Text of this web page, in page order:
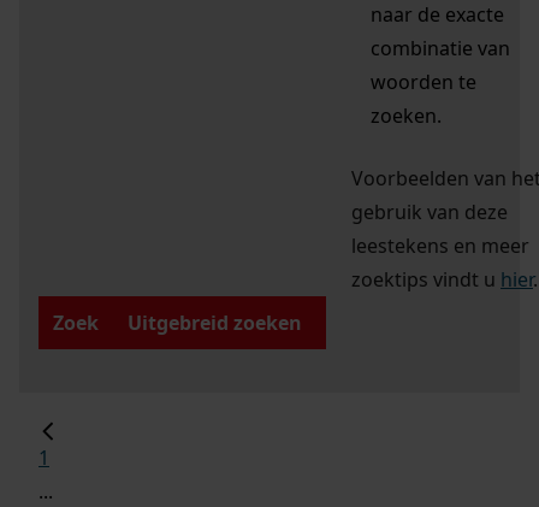
naar de exacte
combinatie van
woorden te
zoeken.
Voorbeelden van
gebruik van deze
leestekens en meer
zoektips vindt u hier.
Zoek
Uitgebreid zoeken
1
...